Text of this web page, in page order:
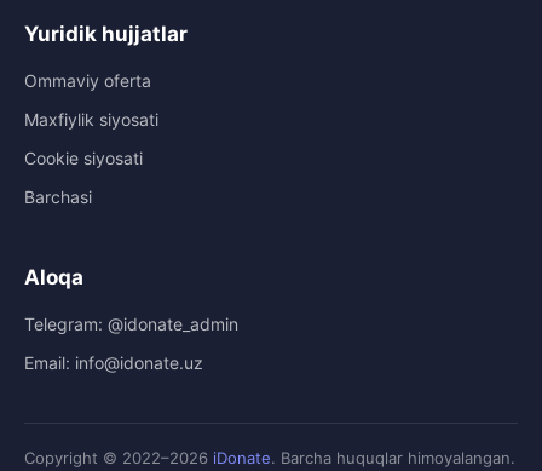
Yuridik hujjatlar
Ommaviy oferta
Maxfiylik siyosati
Cookie siyosati
Barchasi
Aloqa
Telegram: @idonate_admin
Email: info@idonate.uz
Copyright © 2022–2026 iDonate. Barcha huquqlar himoyalangan.